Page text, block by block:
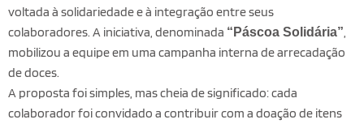
voltada à solidariedade e à integração entre seus
colaboradores. A iniciativa, denominada “Páscoa Solidária”
mobilizou a equipe em uma campanha interna de arrecadação
de doces.
A proposta foi simples, mas cheia de significado: cada
colaborador foi convidado a contribuir com a doação de itens